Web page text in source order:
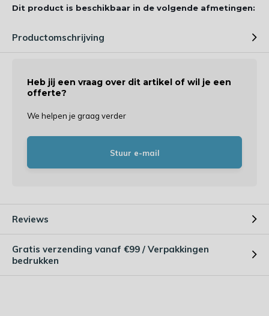
Dit product is beschikbaar in de volgende afmetingen:
Productomschrijving
Heb jij een vraag over dit artikel of wil je een
offerte?
We helpen je graag verder
Stuur e-mail
Reviews
Gratis verzending vanaf €99 / Verpakkingen
bedrukken